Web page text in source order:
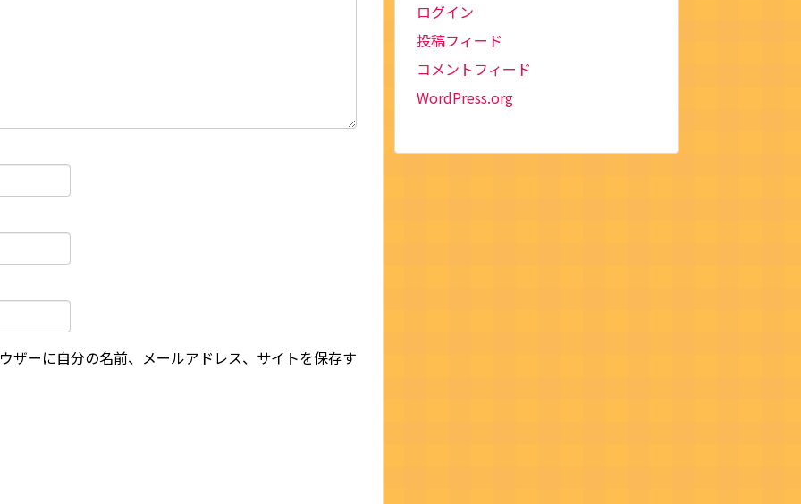
ザーに自分の名前、メールアドレス、サイトを保存す
ログイン
投稿フィード
コメントフィード
WordPress.org